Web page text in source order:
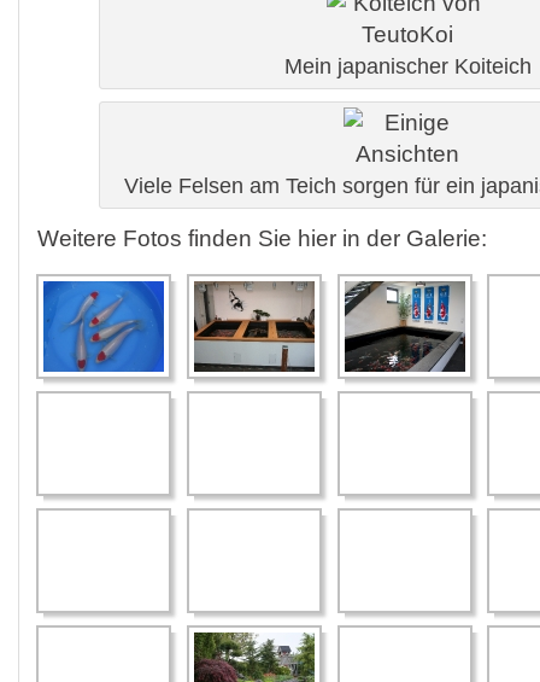
Mein japanischer Koiteich
Viele Felsen am Teich sorgen für ein
Weitere Fotos finden Sie hier in der Galerie: